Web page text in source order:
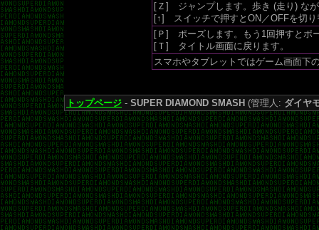
[Ｚ] ジャンプします。歩き (走り) な
[↑] スイッチで押すとON／OFFを切り
[Ｐ] ポーズします。もう1回押すとポ
[Ｔ] タイトル画面に戻ります。
スマホやタブレットではゲーム画面下
トップページ - SUPER DIAMOND SMASH (管理人: ダイヤ